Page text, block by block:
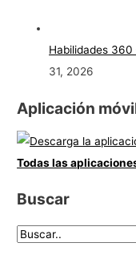
Habilidades
31, 2026
Aplicación
Todas las
Buscar